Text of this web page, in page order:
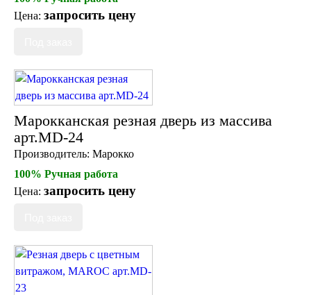
Цена: запросить цену
Марокканская резная дверь из массива
арт.MD-24
Производитель: Марокко
100% Ручная работа
Цена: запросить цену